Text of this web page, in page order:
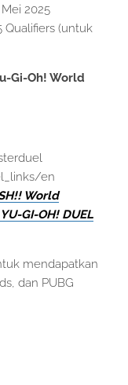
2025
Qualifiers (untuk
Gi-Oh! World
en
World
GI-OH! DUEL
mendapatkan
dan PUBG